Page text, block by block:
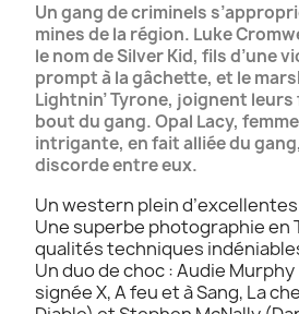
Un gang de criminels
mines de la région. Luke
le nom de Silver Kid, fils d’une
prompt à la gâchette, et le
Lightnin’ Tyrone, joignent
bout du gang. Opal Lacy,
intrigante, en fait alliée du
discorde entre eux.
Un western plein
Une superbe photographie en
qualités techniques
Un duo de choc : Audie
signée X, A feu et à Sang, La